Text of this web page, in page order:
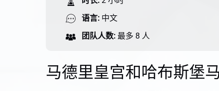
语言: 中文
团队人数: 最多 8 人
马德里皇宫和哈布斯堡